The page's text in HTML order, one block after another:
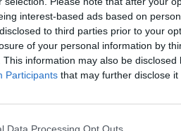
interest-based ads based on
to third parties prior to your
of your personal information by
This information may also be
Participants that may further disclose it
por el crecimiento del
a la economía circular
aumentar un25%durante
avanzó un50%, apoyado
espacios especializados